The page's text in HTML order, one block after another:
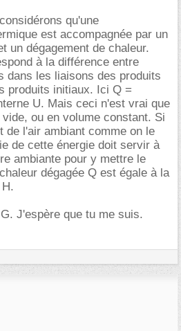
qu'une
est accompagnée par un
un dégagement de chaleur.
à la différence entre
dans les liaisons des produits
produits initiaux. Ici Q =
U. Mais ceci n'est vrai que
ou en volume constant. Si
de l'air ambiant comme on le
de cette énergie doit servir à
ambiante pour y mettre le
dégagée Q est égale à la
J'espère que tu me suis.